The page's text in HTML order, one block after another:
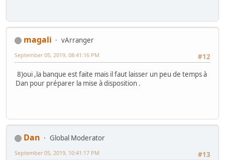
magali
vArranger
#12
September 05, 2019, 08:41:16 PM
8)oui ,la banque est faite mais il faut laisser un peu de temps à
Dan pour préparer la mise à disposition .
Dan
Global Moderator
#13
September 05, 2019, 10:41:17 PM